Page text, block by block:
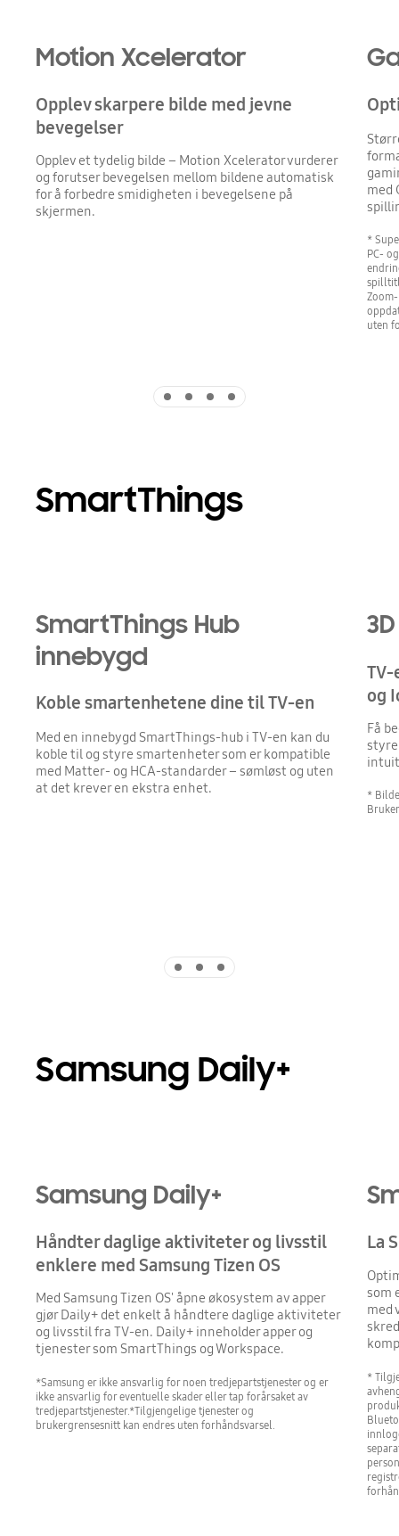
Motion Xcelerator
Opplev skarpere bilde med jevne
bevegelser
Opplev et tydelig bilde – Motion Xcelerator vurderer
og forutser bevegelsen mellom bildene automatisk
for å forbedre smidigheten i bevegelsene på
skjermen.
med
*
PC-
uten
SmartThings
SmartThings Hub
innebygd
Koble smartenhetene dine til TV-en
Med en innebygd SmartThings-hub i TV-en kan du
koble til og styre smartenheter som er kompatible
med Matter- og HCA-standarder – sømløst og uten
at det krever en ekstra enhet.
og
Få
styre
*
Samsung Daily+
Samsung Daily+
Håndter daglige aktiviteter og livsstil
enklere med Samsung Tizen OS
Med Samsung Tizen OS' åpne økosystem av apper
gjør Daily+ det enkelt å håndtere daglige aktiviteter
og livsstil fra TV-en. Daily+ inneholder apper og
tjenester som SmartThings og Workspace.
*Samsung er ikke ansvarlig for noen tredjepartstjenester og er
ikke ansvarlig for eventuelle skader eller tap forårsaket av
tredjepartstjenester.*Tilgjengelige tjenester og
brukergrensesnitt kan endres uten forhåndsvarsel.
La
som
med
*